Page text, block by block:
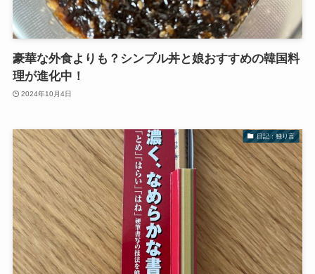
豪華な外食よりも？シンプル丼と娘おすすめの韓国料
理が進化中！
2024年10月4日
日記：独り言